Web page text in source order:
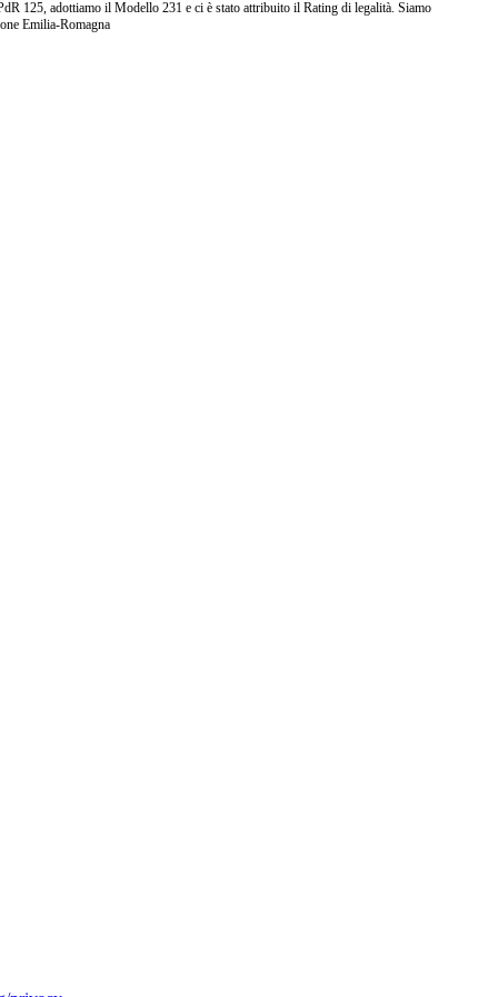
125, adottiamo il Modello 231 e ci è stato attribuito il Rating di legalità. Siamo
Emilia-Romagna